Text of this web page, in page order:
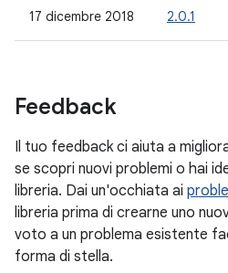
17 dicembre 2018 2.0.1
Feedback
Il tuo feedback ci aiuta a
se scopri nuovi problemi o hai
libreria. Dai un'occhiata ai
libreria prima di crearne uno
voto a un problema esistente
forma di stella.